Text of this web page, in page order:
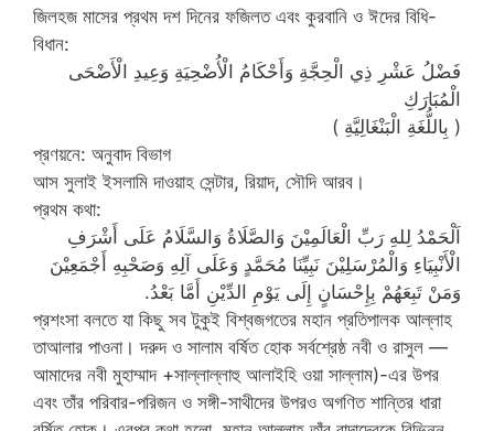
জিলহজ মাসের প্রথম দশ দিনের ফজিলত এবং কুরবানি ও ঈদের বিধি-
বিধান:
فَضْلُ عَشْرِ ذِي الْحِجَّةِ وَأَحْكَامُ الْأُضْحِيَةِ وَعِيدِ الْأَضْحَى
الْمُبَارَكِ
( بِاللُّغَةِ الْبَنْغَالِيَّةِ )
প্রণয়নে: অনুবাদ বিভাগ
আস সুলাই ইসলামি দাওয়াহ সেন্টার, রিয়াদ, সৌদি আরব।
প্রথম কথা:
اَلْحَمْدُ لِلهِ رَبِّ الْعَالَمِيْنَ وَالصَّلَاةُ وَالسَّلَامُ عَلَى أَشْرَفِ
الْأَنْبِيَاءِ وَالْمُرْسَلِيْنَ نَبِيِّنَا مُحَمَّدٍ وَعَلَى آلِهِ وَصَحْبِهِ أَجْمَعِيْنَ
وَمَنْ تَبِعَهُمْ بِإِحْسَانٍ إِلَى يَوْمِ الدِّيْنِ أَمَّا بَعْدُ.
প্রশংসা বলতে যা কিছু সব টুকুই বিশ্বজগতের মহান প্রতিপালক আল্লাহ
তাআলার পাওনা। দরুদ ও সালাম বর্ষিত হোক সর্বশ্রেষ্ঠ নবী ও রাসুল —
আমাদের নবী মুহাম্মাদ +সাল্লাল্লাহু আলাইহি ওয়া সাল্লাম)-এর উপর
এবং তাঁর পরিবার-পরিজন ও সঙ্গী-সাথীদের উপরও অগণিত শান্তির ধারা